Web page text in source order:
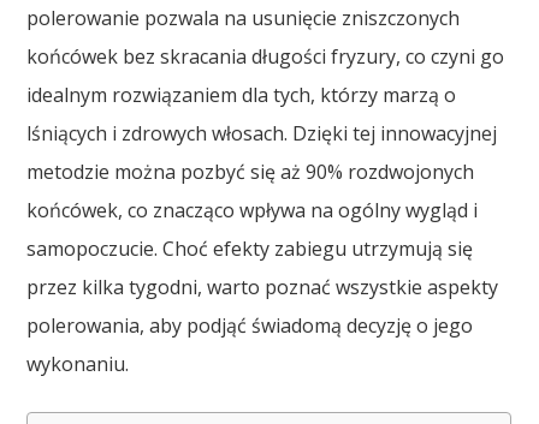
polerowanie pozwala na usunięcie zniszczonych
końcówek bez skracania długości fryzury, co czyni go
idealnym rozwiązaniem dla tych, którzy marzą o
lśniących i zdrowych włosach. Dzięki tej innowacyjnej
metodzie można pozbyć się aż 90% rozdwojonych
końcówek, co znacząco wpływa na ogólny wygląd i
samopoczucie. Choć efekty zabiegu utrzymują się
przez kilka tygodni, warto poznać wszystkie aspekty
polerowania, aby podjąć świadomą decyzję o jego
wykonaniu.